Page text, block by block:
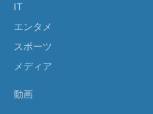
IT
エンタメ
スポーツ
メディア
動画